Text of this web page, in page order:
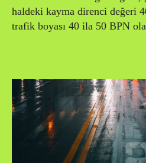
haldeki kayma direnci değeri
trafik boyası 40 ila 50 BPN